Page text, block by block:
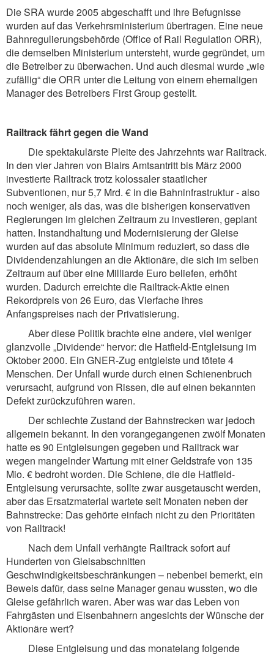
Die SRA wurde 2005 abgeschafft und ihre Befugnisse
wurden auf das Verkehrsministerium übertragen. Eine neue
Bahnregulierungsbehörde (Office of Rail Regulation ORR),
die demselben Ministerium untersteht, wurde gegründet, um
die Betreiber zu überwachen. Und auch diesmal wurde „wie
zufällig“ die ORR unter die Leitung von einem ehemaligen
Manager des Betreibers First Group gestellt.
Railtrack fährt gegen die Wand
Die spektakulärste Pleite des Jahrzehnts war Railtrack.
In den vier Jahren von Blairs Amtsantritt bis März 2000
investierte Railtrack trotz kolossaler staatlicher
Subventionen, nur 5,7 Mrd. € in die Bahninfrastruktur - also
noch weniger, als das, was die bisherigen konservativen
Regierungen im gleichen Zeitraum zu investieren, geplant
hatten. Instandhaltung und Modernisierung der Gleise
wurden auf das absolute Minimum reduziert, so dass die
Dividendenzahlungen an die Aktionäre, die sich im selben
Zeitraum auf über eine Milliarde Euro beliefen, erhöht
wurden. Dadurch erreichte die Railtrack-Aktie einen
Rekordpreis von 26 Euro, das Vierfache ihres
Anfangspreises nach der Privatisierung.
Aber diese Politik brachte eine andere, viel weniger
glanzvolle „Dividende“ hervor: die Hatfield-Entgleisung im
Oktober 2000. Ein GNER-Zug entgleiste und tötete 4
Menschen. Der Unfall wurde durch einen Schienenbruch
verursacht, aufgrund von Rissen, die auf einen bekannten
Defekt zurückzuführen waren.
Der schlechte Zustand der Bahnstrecken war jedoch
allgemein bekannt. In den vorangegangenen zwölf Monaten
hatte es 90 Entgleisungen gegeben und Railtrack war
wegen mangelnder Wartung mit einer Geldstrafe von 135
Mio. € bedroht worden. Die Schiene, die die Hatfield-
Entgleisung verursachte, sollte zwar ausgetauscht werden,
aber das Ersatzmaterial wartete seit Monaten neben der
Bahnstrecke: Das gehörte einfach nicht zu den Prioritäten
von Railtrack!
Nach dem Unfall verhängte Railtrack sofort auf
Hunderten von Gleisabschnitten
Geschwindigkeitsbeschränkungen – nebenbei bemerkt, ein
Beweis dafür, dass seine Manager genau wussten, wo die
Gleise gefährlich waren. Aber was war das Leben von
Fahrgästen und Eisenbahnern angesichts der Wünsche der
Aktionäre wert?
Diese Entgleisung und das monatelang folgende